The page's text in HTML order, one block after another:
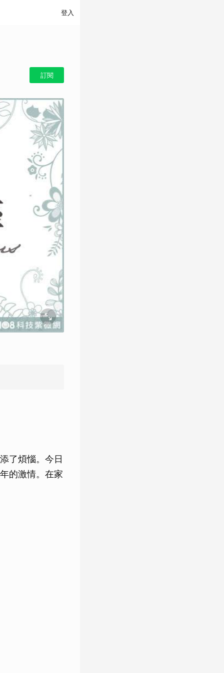
登入
訂閱
了煩惱。今日
的激情。在家